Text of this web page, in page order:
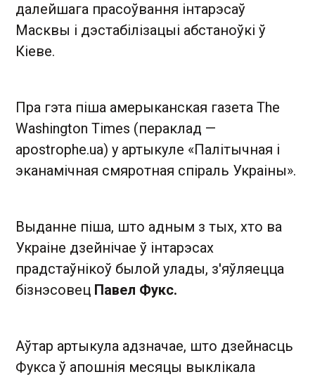
далейшага прасоўвання інтарэсаў
Масквы і дэстабілізацыі абстаноўкі ў
Кіеве.
Пра гэта піша амерыканская газета The
Washington Times (пераклад —
apostrophe.ua) у артыкуле «Палітычная і
эканамічная смяротная спіраль Украіны».
Выданне піша, што адным з тых, хто ва
Украіне дзейнічае ў інтарэсах
прадстаўнікоў былой улады, з'яўляецца
бізнэсовец Павел Фукс.
Аўтар артыкула адзначае, што дзейнасць
Фукса ў апошнія месяцы выклікала